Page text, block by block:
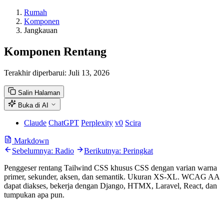
Rumah
Komponen
Jangkauan
Komponen Rentang
Terakhir diperbarui: Juli 13, 2026
Salin Halaman
Buka di AI
Claude ChatGPT Perplexity v0 Scira
Markdown
Sebelumnya: Radio
Berikutnya: Peringkat
Penggeser rentang Tailwind CSS khusus CSS dengan varian warna
primer, sekunder, aksen, dan semantik. Ukuran XS-XL. WCAG AA
dapat diakses, bekerja dengan Django, HTMX, Laravel, React, dan
tumpukan apa pun.